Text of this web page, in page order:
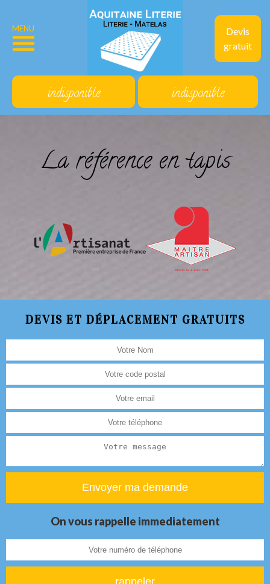
Devis
gratuit
MENU
indisponible indisponible
La référence en tapis
DEVIS ET DÉPLACEMENT GRATUITS
On vous rappelle immediatement